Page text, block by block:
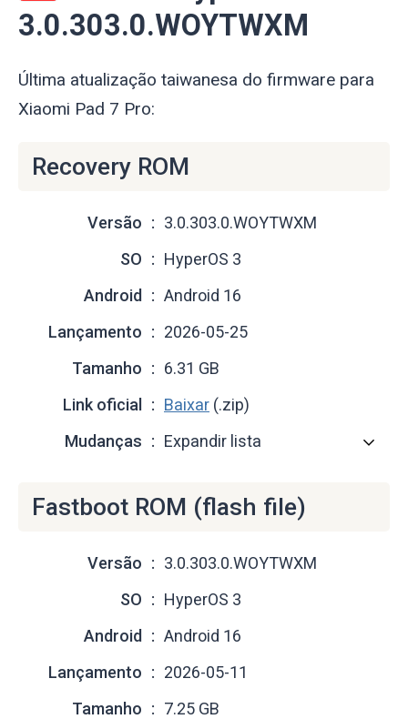
3.0.303.0.WOYTWXM
Última atualização taiwanesa do firmware para
Xiaomi Pad 7 Pro:
Recovery ROM
Versão
3.0.303.0.WOYTWXM
SO
HyperOS 3
Android
Android 16
Lançamento
2026-05-25
Tamanho
6.31 GB
Link oficial
Baixar (.zip)
Mudanças
Expandir lista
Fastboot ROM (flash file)
Versão
3.0.303.0.WOYTWXM
SO
HyperOS 3
Android
Android 16
Lançamento
2026-05-11
Tamanho
7.25 GB